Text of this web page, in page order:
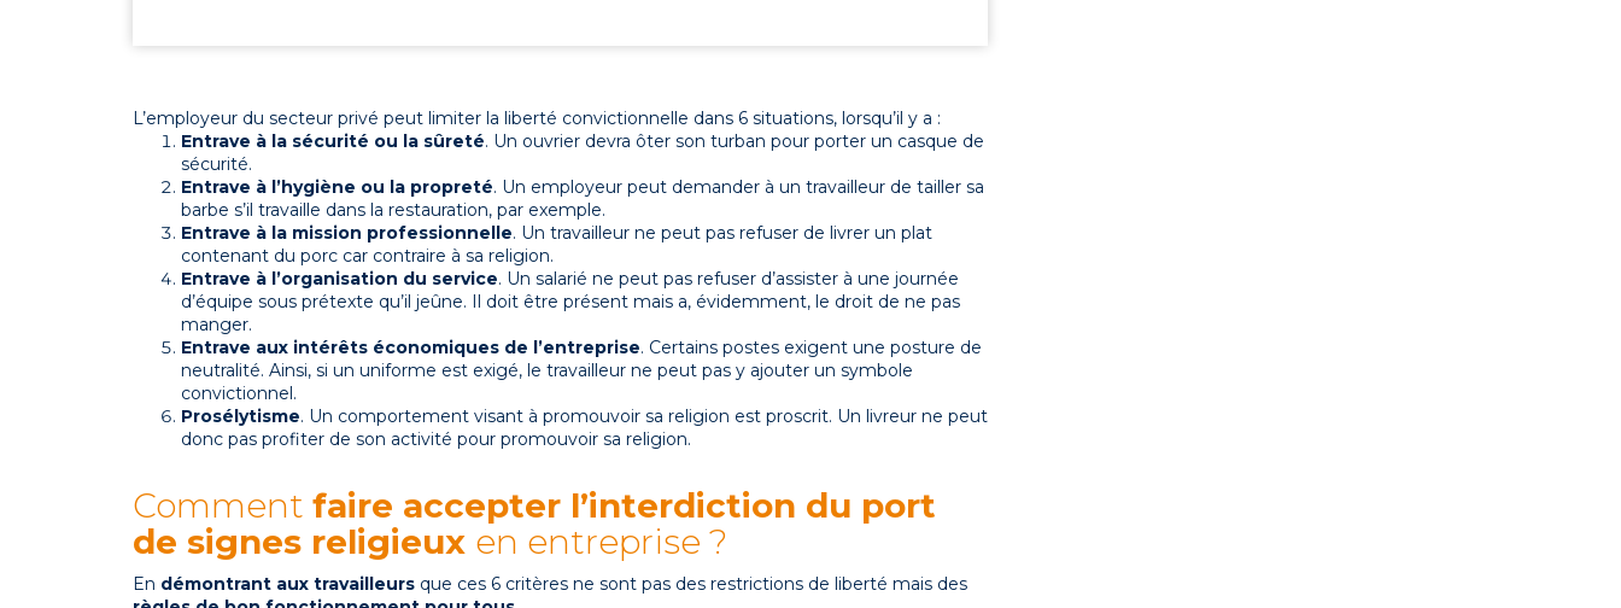
L’employeur du secteur privé peut limiter la liberté convictionnelle dans 6 situations, lorsqu’il y a :
Entrave à la sécurité ou la sûreté. Un ouvrier devra ôter son turban pour porter un casque de
sécurité.
Entrave à l’hygiène ou la propreté. Un employeur peut demander à un travailleur de tailler sa
barbe s’il travaille dans la restauration, par exemple.
Entrave à la mission professionnelle. Un travailleur ne peut pas refuser de livrer un plat
contenant du porc car contraire à sa religion.
Entrave à l’organisation du service. Un salarié ne peut pas refuser d’assister à une journée
d’équipe sous prétexte qu’il jeûne. Il doit être présent mais a, évidemment, le droit de ne pas
manger.
Entrave aux intérêts économiques de l’entreprise. Certains postes exigent une posture de
neutralité. Ainsi, si un uniforme est exigé, le travailleur ne peut pas y ajouter un symbole
convictionnel.
Prosélytisme. Un comportement visant à promouvoir sa religion est proscrit. Un livreur ne peut
donc pas profiter de son activité pour promouvoir sa religion.
Comment faire accepter l’interdiction du port
de signes religieux en entreprise ?
En démontrant aux travailleurs que ces 6 critères ne sont pas des restrictions de liberté mais des